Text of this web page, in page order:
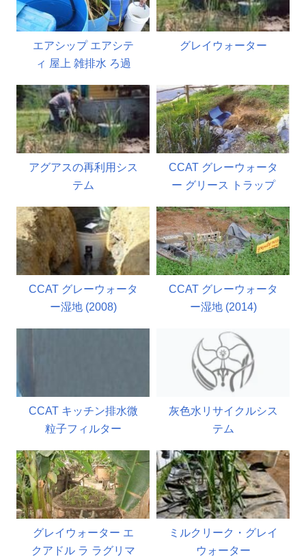
エアシップ エアシテ
ィ 屋上 雑排水 ろ過
グレイウォーター
アグアスの再利用シス
テム
CCAT グレーウォータ
ー グリース トラップ
CCAT グレーウォータ
ー湿地 (2008)
CCAT グレーウォータ
ー湿地 (2014)
CCAT キッチン排水微
粒子フィルター
灰色水リサイクルシス
テム
グレイウォーター エ
クアドル ラ ラグリマ
ミルクリーク・グレイ
ウォーター